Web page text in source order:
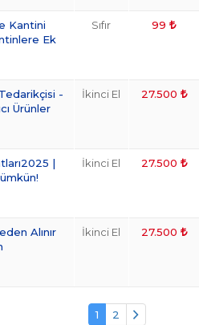
Kantini
Ek
Sıfır 99
-
Ürünler
İkinci El 27.500
|
İkinci El 27.500
Alınır
İkinci El 27.500
1 2